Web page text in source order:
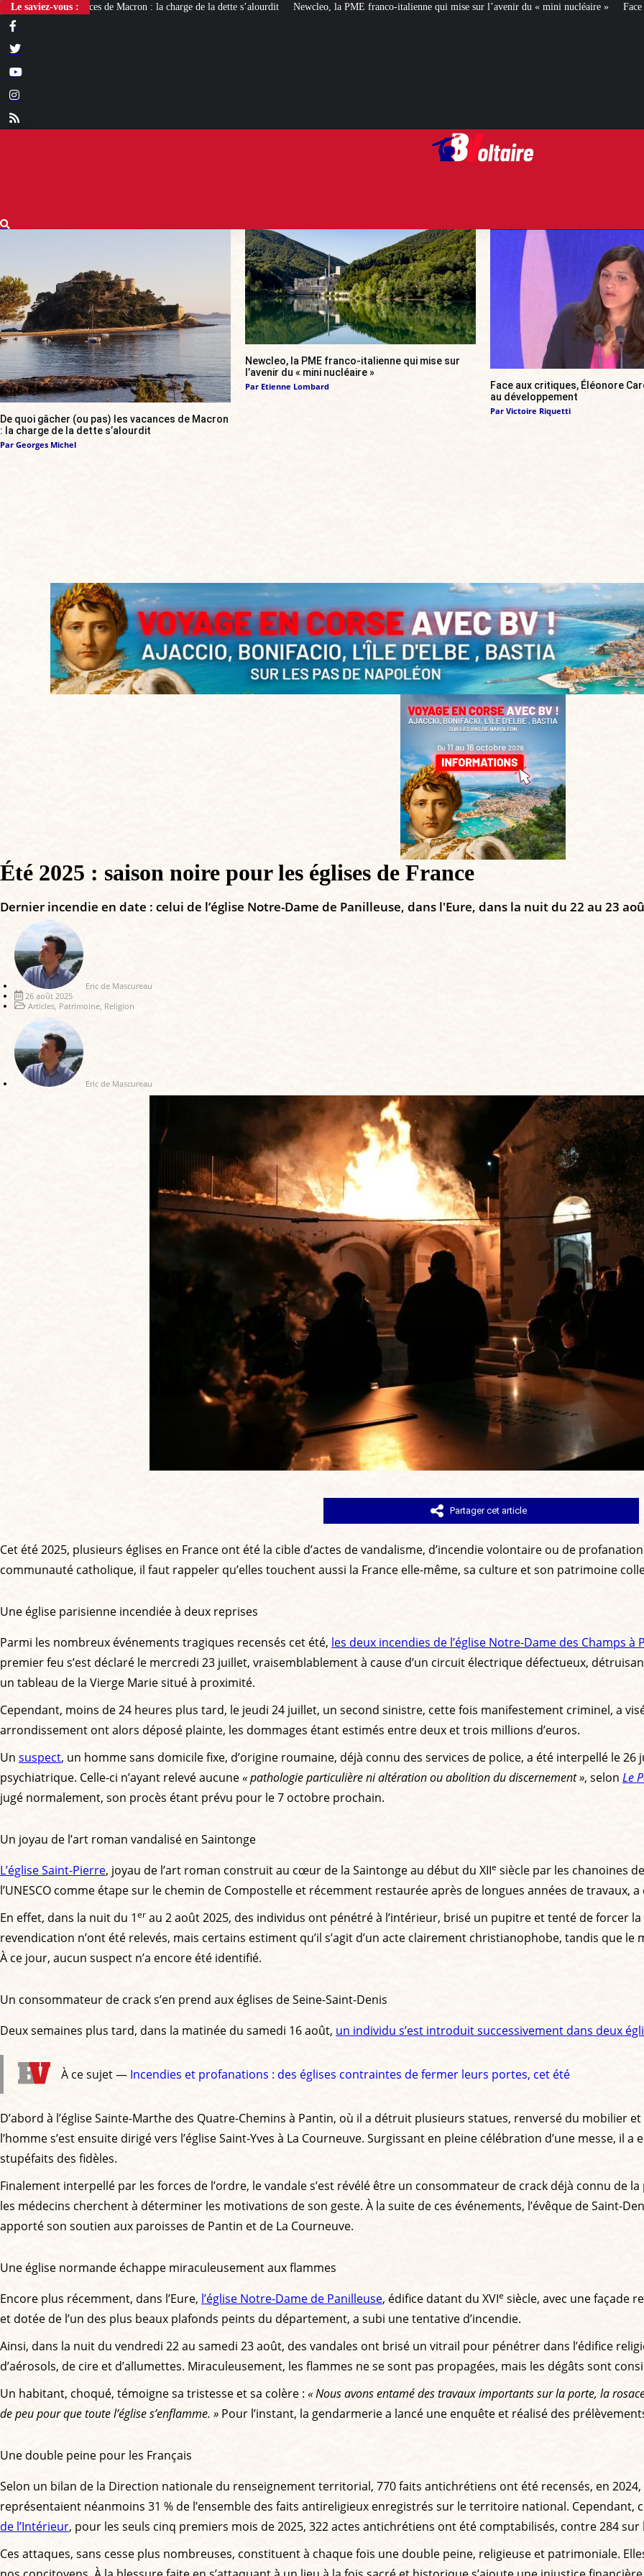
Le saviez-vous :
: la charge de la dette s’alourdit Newcleo, la PME franco-italienne qui mise sur l’avenir du « mini nucléaire » Face aux critiques, Éléonore Caroit
De quoi gâcher (ou pas) les vacances de Macron
: la charge de la dette s’alourdit
Par Georges Michel
Newcleo, la PME franco-italienne qui mise sur
l’avenir du « mini nucléaire »
Par Etienne Lombard
Face aux critiques, Éléonore
au développement
Par Victoire Riquetti
Été 2025 : saison noire pour les églises de France
Dernier incendie en date : celui de l’église Notre-Dame de Panilleuse, dans l'Eure, dans la nuit du 22 au 23
Eric de Mascureau
26 août 2025
Articles, Patrimoine, Religion
Eric de Mascureau
Partager cet article
Cet été 2025, plusieurs églises en France ont été la cible d’actes de vandalisme, d’incendie volontaire ou de
communauté catholique, il faut rappeler qu’elles touchent aussi la France elle-même, sa culture et son patrimoine
Une église parisienne incendiée à deux reprises
Parmi les nombreux événements tragiques recensés cet été, les deux incendies de l’église Notre-Dame des Champs à
premier feu s’est déclaré le mercredi 23 juillet, vraisemblablement à cause d’un circuit électrique défectueux,
un tableau de la Vierge Marie situé à proximité.
Cependant, moins de 24 heures plus tard, le jeudi 24 juillet, un second sinistre, cette fois manifestement criminel, a
arrondissement ont alors déposé plainte, les dommages étant estimés entre deux et trois millions d’euros.
Un suspect, un homme sans domicile fixe, d’origine roumaine, déjà connu des services de police, a été interpellé le
psychiatrique. Celle-ci n’ayant relevé aucune« pathologie particulière ni altération ou abolition du discernement », selon Le
jugé normalement, son procès étant prévu pour le 7 octobre prochain.
Un joyau de l’art roman vandalisé en Saintonge
L’église Saint-Pierre, joyau de l’art roman construit au cœur de la Saintonge au début du XIIe siècle par les chanoines
l’UNESCO comme étape sur le chemin de Compostelle et récemment restaurée après de longues années de travaux,
En effet, dans la nuit du 1er au 2 août 2025, des individus ont pénétré à l’intérieur, brisé un pupitre et tenté de forcer
revendication n’ont été relevés, mais certains estiment qu’il s’agit d’un acte clairement christianophobe, tandis que
À ce jour, aucun suspect n’a encore été identifié.
Un consommateur de crack s’en prend aux églises de Seine-Saint-Denis
Deux semaines plus tard, dans la matinée du samedi 16 août, un individu s’est introduit successivement dans deux
À ce sujet — Incendies et profanations : des églises contraintes de fermer leurs portes, cet été
D’abord à l’église Sainte-Marthe des Quatre-Chemins à Pantin, où il a détruit plusieurs statues, renversé du mobilier
l’homme s’est ensuite dirigé vers l’église Saint-Yves à La Courneuve. Surgissant en pleine célébration d’une messe,
stupéfaits des fidèles.
Finalement interpellé par les forces de l’ordre, le vandale s’est révélé être un consommateur de crack déjà connu de
les médecins cherchent à déterminer les motivations de son geste. À la suite de ces événements, l’évêque de Saint-
apporté son soutien aux paroisses de Pantin et de La Courneuve.
Une église normande échappe miraculeusement aux flammes
Encore plus récemment, dans l’Eure, l’église Notre-Dame de Panilleuse, édifice datant du XVIe siècle, avec une façade
et dotée de l’un des plus beaux plafonds peints du département, a subi une tentative d’incendie.
Ainsi, dans la nuit du vendredi 22 au samedi 23 août, des vandales ont brisé un vitrail pour pénétrer dans l’édifice
d’aérosols, de cire et d’allumettes. Miraculeusement, les flammes ne se sont pas propagées, mais les dégâts sont
Un habitant, choqué, témoigne sa tristesse et sa colère : « Nous avons entamé des travaux importants sur la porte, la
de peu pour que toute l’église s’enflamme. » Pour l’instant, la gendarmerie a lancé une enquête et réalisé des
Une double peine pour les Français
Selon un bilan de la Direction nationale du renseignement territorial, 770 faits antichrétiens ont été recensés, en
représentaient néanmoins 31 % de l’ensemble des faits antireligieux enregistrés sur le territoire national. Cependant,
de l’Intérieur, pour les seuls cinq premiers mois de 2025, 322 actes antichrétiens ont été comptabilisés, contre 284
Ces attaques, sans cesse plus nombreuses, constituent à chaque fois une double peine, religieuse et patrimoniale.